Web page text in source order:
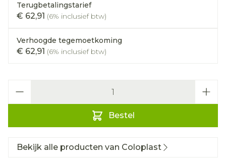
Terugbetalingstarief
€ 62,91 (6% inclusief btw)
Verhoogde tegemoetkoming
€ 62,91 (6% inclusief btw)
Bestel
Bekijk alle producten van Coloplast